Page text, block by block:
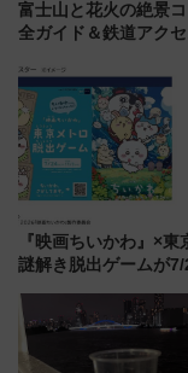
富士山と花火の絶景
全ガイド＆鉄道アク
『映画ちいかわ』×東
謎解き脱出ゲームが
遊び方を解説！（7/
始）